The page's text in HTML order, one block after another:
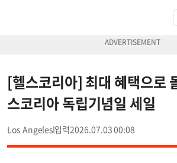
[헬스코리아] 최대 혜택으로
스코리아 독립기념일 세일
Los Angeles 2026.07.03 00:08